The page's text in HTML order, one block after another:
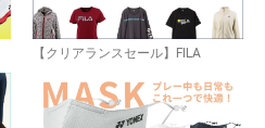
【クリアランスセール】FILA